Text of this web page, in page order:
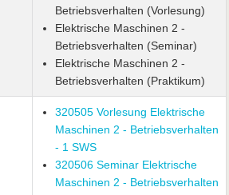
Betriebsverhalten (Vorlesung)
Elektrische Maschinen 2 -
Betriebsverhalten (Seminar)
Elektrische Maschinen 2 -
Betriebsverhalten (Praktikum)
320505 Vorlesung Elektrische
Maschinen 2 - Betriebsverhalten
- 1 SWS
320506 Seminar Elektrische
Maschinen 2 - Betriebsverhalten